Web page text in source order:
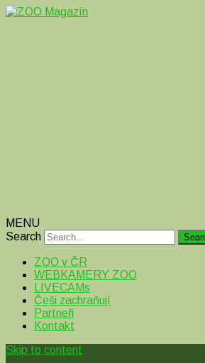
MENU
Search
ZOO v ČR
WEBKAMERY ZOO
LIVECAMs
Češi zachraňují
Partneři
Kontakt
Skip to content